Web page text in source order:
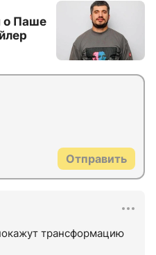
о Паше
Отправить
трансформацию